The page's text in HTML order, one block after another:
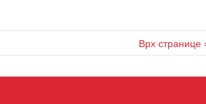
Врх странице